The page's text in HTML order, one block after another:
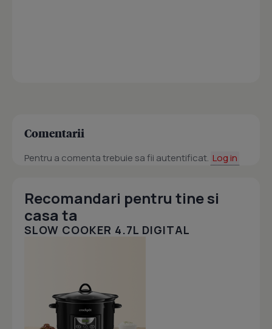
Comentarii
Pentru a comenta trebuie sa fii autentificat. Log in
Recomandari pentru tine si
casa ta
SLOW COOKER 4.7L DIGITAL